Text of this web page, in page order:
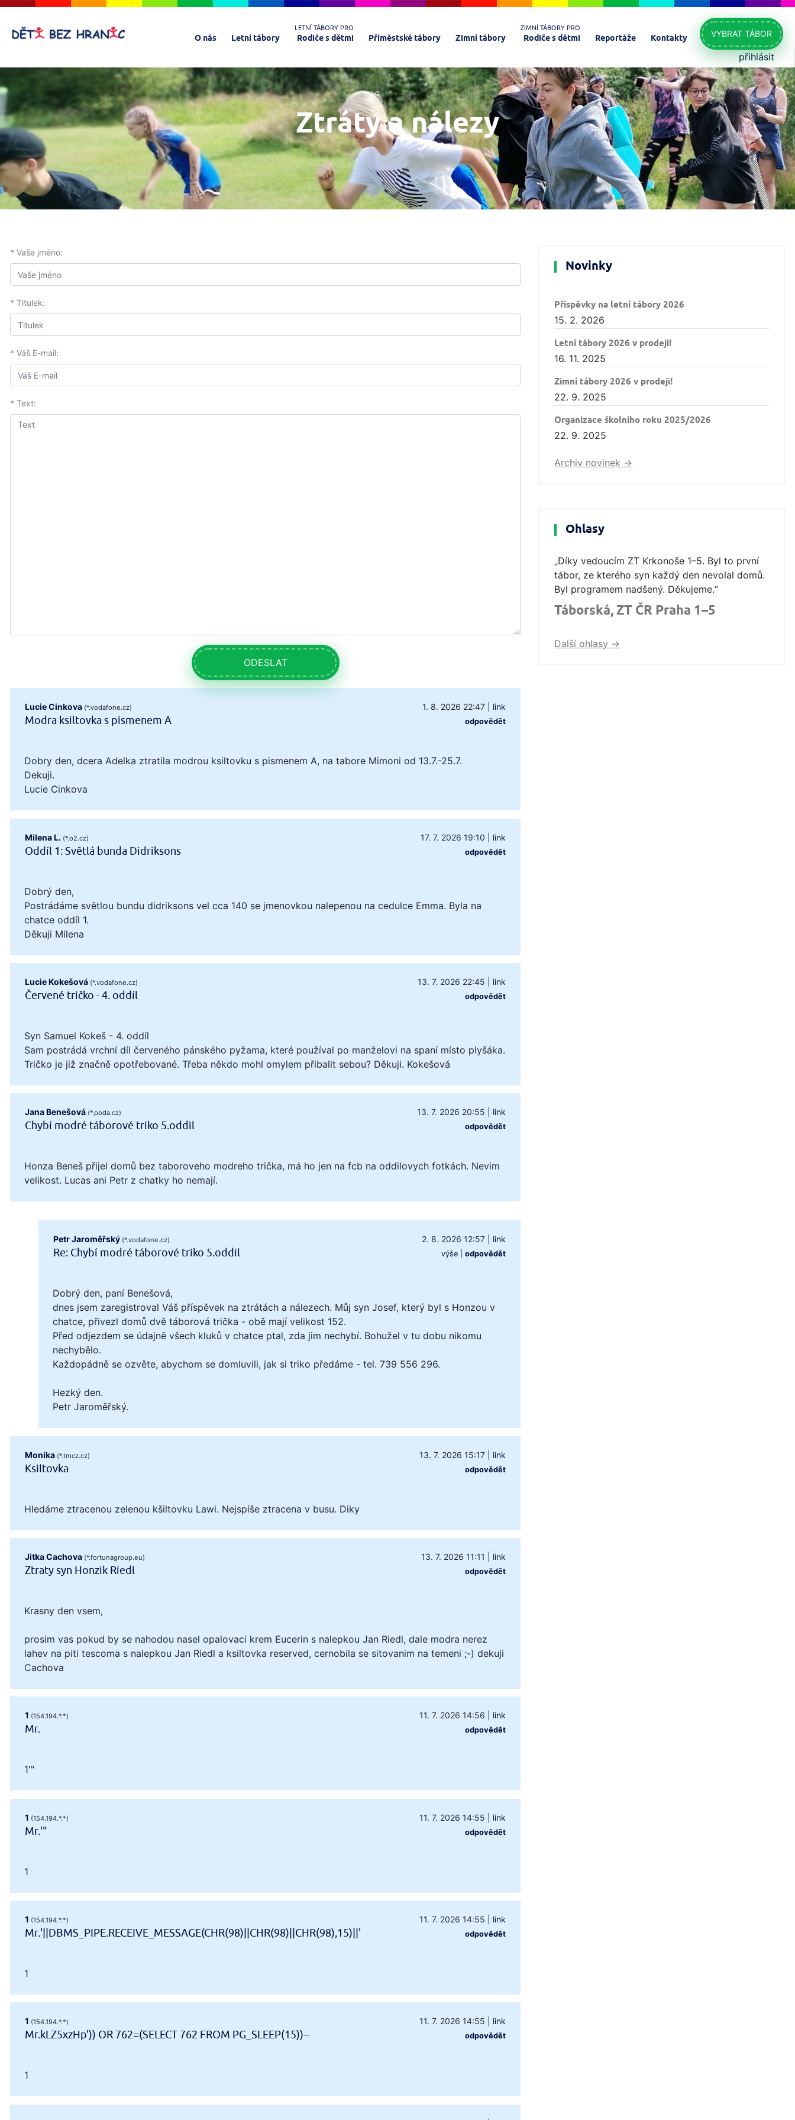
O nás Letní tábory
LETNÍ TÁBORY PRO
Rodiče s dětmi Příměstské tábory Zimní tábory
ZIMNÍ TÁBORY PRO
Rodiče s dětmi Reportáže Kontakty VYBRAT TÁBOR
přihlásit
Ztráty a nálezy
* Vaše jméno:
* Titulek:
* Váš E-mail:
* Text:
ODESLAT
Lucie Cinkova (*.vodafone.cz) 1. 8. 2026 22:47| link
Modra ksiltovka s pismenem A odpovědět
Dobry den, dcera Adelka ztratila modrou ksiltovku s pismenem A, na tabore Mimoni od 13.7.-25.7.
Dekuji.
Lucie Cinkova
Milena L. (*.o2.cz) 17. 7. 2026 19:10 link
Oddíl 1: Světlá bunda Didriksons odpovědět
Dobrý den,
Postrádáme světlou bundu didriksons vel cca 140 se jmenovkou nalepenou na cedulce Emma. Byla na
chatce oddíl 1.
Děkuji Milena
Lucie Kokešová (*.vodafone.cz) 13. 7. 2026 22:45 link
Červené tričko - 4. oddíl odpovědět
Syn Samuel Kokeš - 4. oddíl
Sam postrádá vrchní díl červeného pánského pyžama, které používal po manželovi na spaní místo plyšáka.
Tričko je již značně opotřebované. Třeba někdo mohl omylem přibalit sebou? Děkuji. Kokešová
Jana Benešová (*.poda.cz) 13. 7. 2026 20:55 link
Chybí modré táborové triko 5.oddil odpovědět
Honza Beneš přijel domů bez taboroveho modreho trička, má ho jen na fcb na oddilovych fotkách. Nevim
velikost. Lucas ani Petr z chatky ho nemají.
Petr Jaroměřský (*.vodafone.cz) 2. 8. 2026 12:57| link
Re: Chybí modré táborové triko 5.oddil výše| odpovědět
Dobrý den, paní Benešová,
dnes jsem zaregistroval Váš příspěvek na ztrátách a nálezech. Můj syn Josef, který byl s Honzou v
chatce, přivezl domů dvě táborová trička - obě mají velikost 152.
Před odjezdem se údajně všech kluků v chatce ptal, zda jim nechybí. Bohužel v tu dobu nikomu
nechybělo.
Každopádně se ozvěte, abychom se domluvili, jak si triko předáme - tel. 739 556 296.
Hezký den.
Petr Jaroměřský.
Monika (*.tmcz.cz) 13. 7. 2026 15:17| link
Ksiltovka odpovědět
Hledáme ztracenou zelenou kšiltovku Lawi. Nejspíše ztracena v busu. Diky
Jitka Cachova (*.fortunagroup.eu) 13. 7. 2026 11:11 link
Ztraty syn Honzik Riedl odpovědět
Krasny den vsem,
prosim vas pokud by se nahodou nasel opalovaci krem Eucerin s nalepkou Jan Riedl, dale modra nerez
lahev na piti tescoma s nalepkou Jan Riedl a ksiltovka reserved, cernobila se sitovanim na temeni ;-) dekuji
Cachova
1 (154.194.*.*) 11. 7. 2026 14:56 link
Mr. odpovědět
1'"
1 (154.194.*.*) 11. 7. 2026 14:55 link
Mr.'" odpovědět
1
1 (154.194.*.*) 11. 7. 2026 14:55 link
Mr.'||DBMS_PIPE.RECEIVE_MESSAGE(CHR(98)||CHR(98)||CHR(98),15)||' odpovědět
1
1 (154.194.*.*) 11. 7. 2026 14:55 link
Mr.kLZ5xzHp')) OR 762=(SELECT 762 FROM PG_SLEEP(15))-- odpovědět
1
Novinky
Příspěvky na letní tábory 2026
15. 2. 2026
Letní tábory 2026 v prodeji!
16. 11. 2025
Zimní tábory 2026 v prodeji!
22. 9. 2025
Organizace školního roku 2025/2026
22. 9. 2025
Archiv novinek ->
Ohlasy
„Díky vedoucím ZT Krkonoše 1–5. Byl to první
tábor, ze kterého syn každý den nevolal domů.
Byl programem nadšený. Děkujeme.“
Táborská, ZT ČR Praha 1–5
Další ohlasy ->